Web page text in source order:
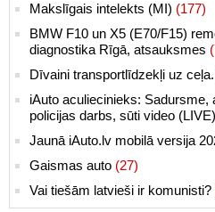
Makslīgais intelekts (MI) (177)
BMW F10 un X5 (E70/F15)
diagnostika Rīgā, atsauksmes
Dīvaini transportlīdzekļi uz ceļa.
iAuto aculiecinieks: Sadursme,
policijas darbs, sūti video (LIVE)
Jaunā iAuto.lv mobilā versija
Gaismas auto (27)
Vai tiešām latvieši ir komunisti?